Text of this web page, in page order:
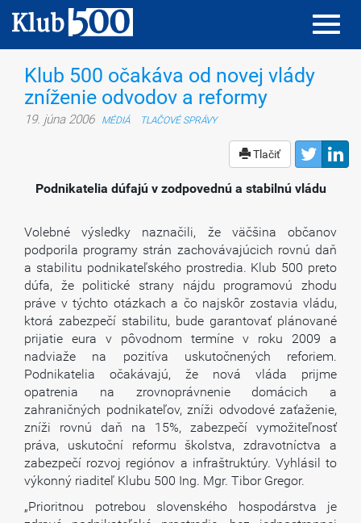
Klub 500 očakáva od novej vlády
zníženie odvodov a reformy
19. júna 2006 MÉDIÁ TLAČOVÉ SPRÁVY
Tlačiť
Podnikatelia dúfajú v zodpovednú a stabilnú vládu
Volebné výsledky naznačili, že väčšina občanov
podporila programy strán zachovávajúcich rovnú daň
a stabilitu podnikateľského prostredia. Klub 500 preto
dúfa, že politické strany nájdu programovú zhodu
práve v týchto otázkach a čo najskôr zostavia vládu,
ktorá zabezpečí stabilitu, bude garantovať plánované
prijatie eura v pôvodnom termíne v roku 2009 a
nadviaže na pozitíva uskutočnených reforiem.
Podnikatelia očakávajú, že nová vláda prijme
opatrenia na zrovnoprávnenie domácich a
zahraničných podnikateľov, zníži odvodové zaťaženie,
zníži rovnú daň na 15%, zabezpečí vymožiteľnosť
práva, uskutoční reformu školstva, zdravotníctva a
zabezpečí rozvoj regiónov a infraštruktúry. Vyhlásil to
výkonný riaditeľ Klubu 500 Ing. Mgr. Tibor Gregor.
„Prioritnou potrebou slovenského hospodárstva je